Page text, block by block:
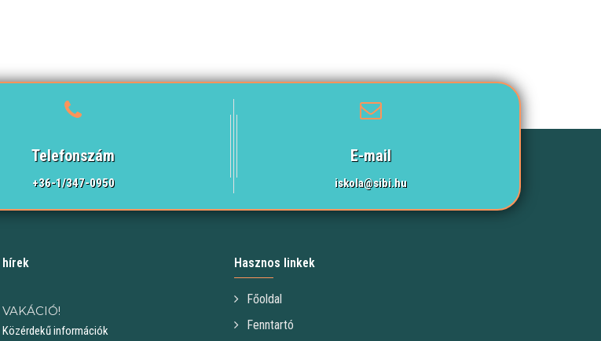
Telefonszám
+36-1/347-0950
E-mail
iskola@sibi.hu
VAKÁCIÓ!
Közérdekű információk
Hasznos linkek
Főoldal
Fenntartó